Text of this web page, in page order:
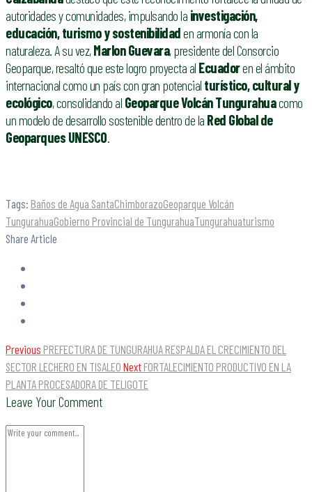
autoridades y comunidades, impulsando la investigación,
educación, turismo y sostenibilidaden armonía con la
naturaleza. A su vez,Marlon Guevara, presidente del Consorcio
Geoparque, resaltó que este logro proyecta al Ecuadoren el ámbito
internacional como un país con gran potencial turístico, cultural y
ecológico, consolidando al Geoparque Volcán Tungurahuacomo
un modelo de desarrollo sostenible dentro de la Red Global de
Geoparques UNESCO.
Tags: Baños de Agua SantaChimborazoGeoparque Volcán
TungurahuaGobierno Provincial de TungurahuaTungurahuaturismo
Share Article
Previous PREFECTURA DE TUNGURAHUA RESPALDA EL CRECIMIENTO DEL
SECTOR LECHERO EN TISALEO Next FORTALECIMIENTO PRODUCTIVO EN LA
PLANTA PROCESADORA DE TELIGOTE
Leave Your Comment